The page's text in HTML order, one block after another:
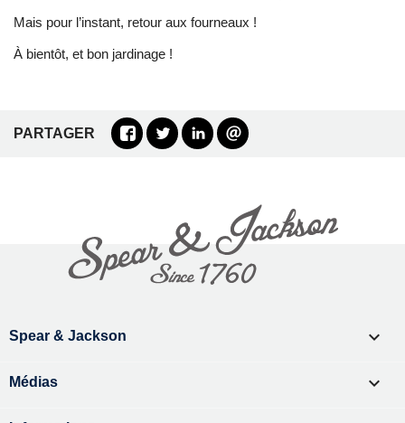
Mais pour l’instant, retour aux fourneaux !
À bientôt, et bon jardinage !
PARTAGER
Spear & Jackson 
Médias 